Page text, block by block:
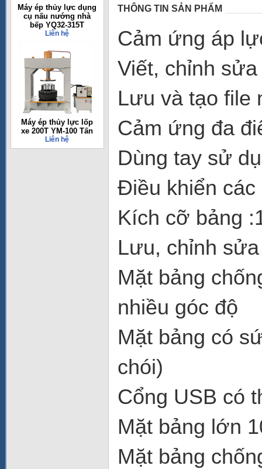
Máy ép thủy lực dụng
cụ nấu nướng nhà
bếp YQ32-315T
Liên hệ
Máy ép thủy lực lốp
xe 200T YM-100 Tấn
Liên hệ
THÔNG TIN SẢN PHẨM
Cảm ứng áp
Viết, chỉnh
Lưu và tạo file
Cảm ứng đa
Dùng tay sử
Điều khiển các
Kích cỡ bảng
Lưu, chỉnh
Mặt bảng
nhiều góc độ
Mặt bảng có
chói)
Cổng USB có
Mặt bảng lớn
Mặt bảng